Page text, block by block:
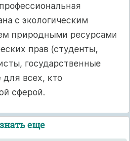
с экологическим
природными ресурсами
прав (студенты,
государственные
всех, кто
сферой.
еще